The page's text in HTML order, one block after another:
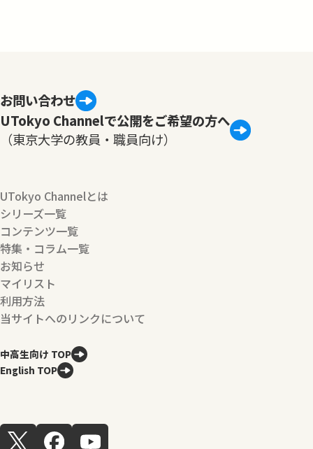
お問い合わせ
UTokyo Channelで公開をご希望の方へ
（東京大学の教員・職員向け）
UTokyo Channelとは
シリーズ一覧
コンテンツ一覧
特集・コラム一覧
お知らせ
マイリスト
利用方法
当サイトへのリンクについて
中高生向け TOP
English TOP